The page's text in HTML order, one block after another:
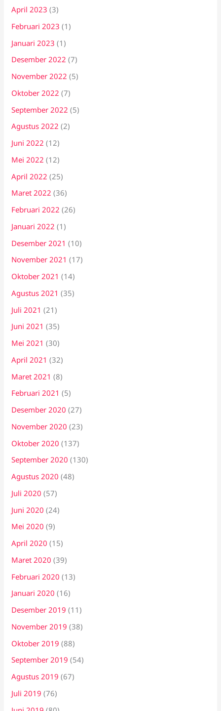
April 2023 (3)
Februari 2023 (1)
Januari 2023 (1)
Desember 2022 (7)
November 2022 (5)
Oktober 2022 (7)
September 2022 (5)
Agustus 2022 (2)
Juni 2022 (12)
Mei 2022 (12)
April 2022 (25)
Maret 2022 (36)
Februari 2022 (26)
Januari 2022 (1)
Desember 2021 (10)
November 2021 (17)
Oktober 2021 (14)
Agustus 2021 (35)
Juli 2021 (21)
Juni 2021 (35)
Mei 2021 (30)
April 2021 (32)
Maret 2021 (8)
Februari 2021 (5)
Desember 2020 (27)
November 2020 (23)
Oktober 2020 (137)
September 2020 (130)
Agustus 2020 (48)
Juli 2020 (57)
Juni 2020 (24)
Mei 2020 (9)
April 2020 (15)
Maret 2020 (39)
Februari 2020 (13)
Januari 2020 (16)
Desember 2019 (11)
November 2019 (38)
Oktober 2019 (88)
September 2019 (54)
Agustus 2019 (67)
Juli 2019 (76)